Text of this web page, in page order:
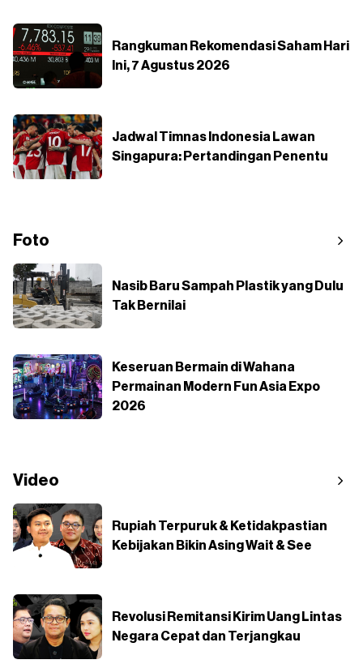
Rangkuman Rekomendasi Saham Hari
Ini, 7 Agustus 2026
Jadwal Timnas Indonesia Lawan
Singapura: Pertandingan Penentu
Foto
Nasib Baru Sampah Plastik yang Dulu
Tak Bernilai
Keseruan Bermain di Wahana
Permainan Modern Fun Asia Expo
2026
Video
Rupiah Terpuruk & Ketidakpastian
Kebijakan Bikin Asing Wait & See
Revolusi Remitansi Kirim Uang Lintas
Negara Cepat dan Terjangkau